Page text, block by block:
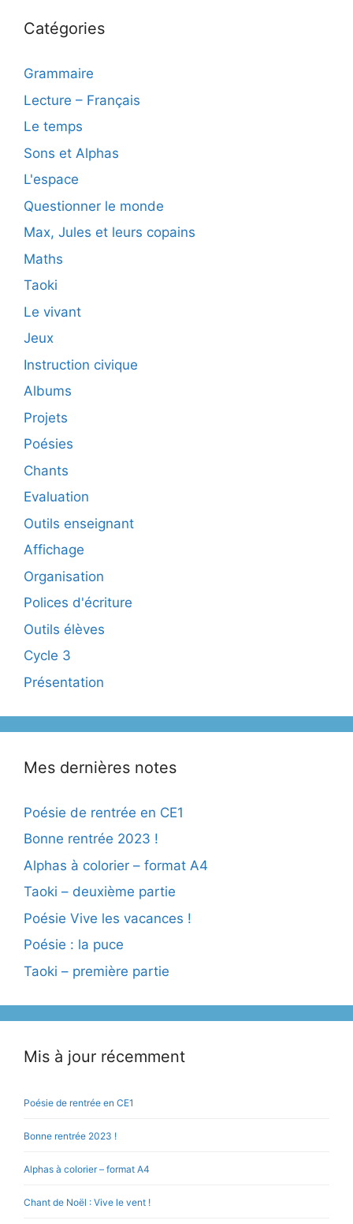
Catégories
Grammaire
Lecture – Français
Le temps
Sons et Alphas
L'espace
Questionner le monde
Max, Jules et leurs copains
Maths
Taoki
Le vivant
Jeux
Instruction civique
Albums
Projets
Poésies
Chants
Evaluation
Outils enseignant
Affichage
Organisation
Polices d'écriture
Outils élèves
Cycle 3
Présentation
Mes dernières notes
Poésie de rentrée en CE1
Bonne rentrée 2023 !
Alphas à colorier – format A4
Taoki – deuxième partie
Poésie Vive les vacances !
Poésie : la puce
Taoki – première partie
Mis à jour récemment
Poésie de rentrée en CE1
Bonne rentrée 2023 !
Alphas à colorier – format A4
Chant de Noël : Vive le vent !